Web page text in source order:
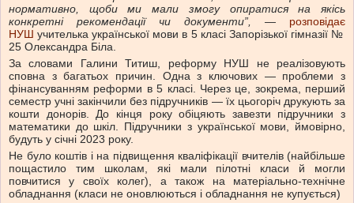
нормативно, щоби ми мали змогу опиратися на якісь
конкретні рекомендації чи документи”, — розповідає
НУШ учителька української мови в 5 класі Запорізької гімназії №
25 Олександра Біла.
За словами Галини Титиш, реформу НУШ не реалізовують
сповна з багатьох причин. Одна з ключових — проблеми з
фінансуванням реформи в 5 класі. Через це, зокрема, перший
семестр учні закінчили без підручників — їх цьогоріч друкують за
кошти донорів. До кінця року обіцяють завезти підручники з
математики до шкіл. Підручники з української мови, ймовірно,
будуть у січні 2023 року.
Не було коштів і на підвищення кваліфікації вчителів (найбільше
пощастило тим школам, які мали пілотні класи й могли
повчитися у своїх колег), а також на матеріально-технічне
обладнання (класи не оновлюються і обладнання не купується)